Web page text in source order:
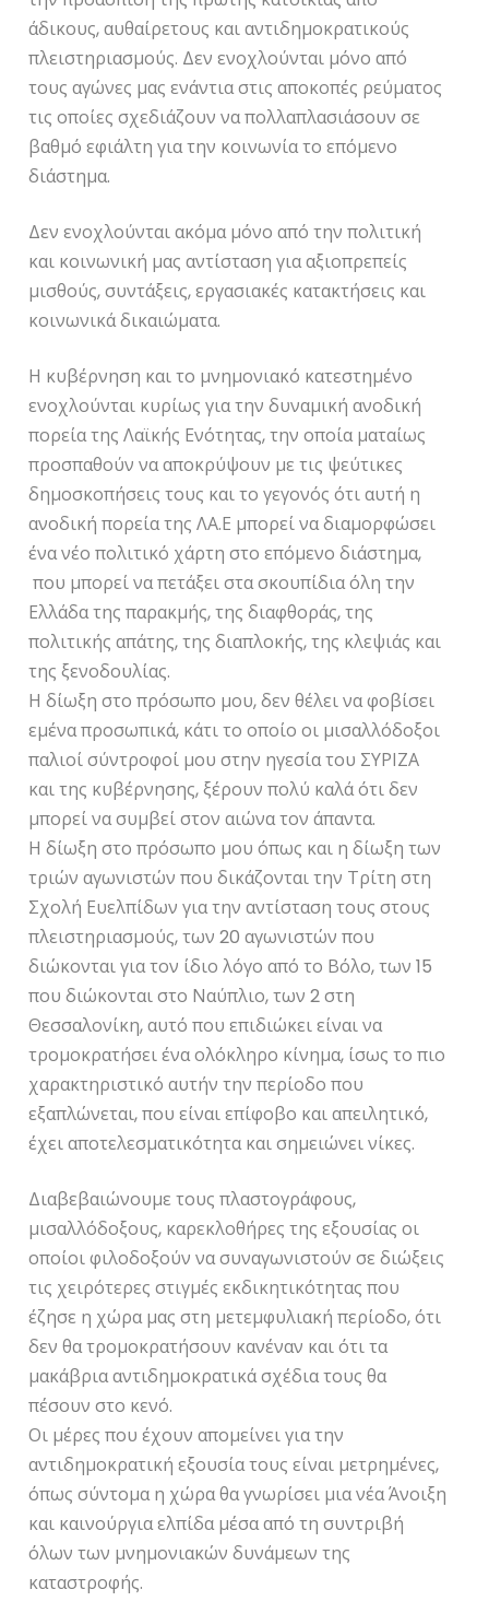
άδικους, αυθαίρετους και αντιδημοκρατικούς
πλειστηριασμούς. Δεν ενοχλούνται μόνο από
τους αγώνες μας ενάντια στις αποκοπές ρεύματος
τις οποίες σχεδιάζουν να πολλαπλασιάσουν σε
βαθμό εφιάλτη για την κοινωνία το επόμενο
διάστημα.
Δεν ενοχλούνται ακόμα μόνο από την πολιτική
και κοινωνική μας αντίσταση για αξιοπρεπείς
μισθούς, συντάξεις, εργασιακές κατακτήσεις και
κοινωνικά δικαιώματα.
Η κυβέρνηση και το μνημονιακό κατεστημένο
ενοχλούνται κυρίως για την δυναμική ανοδική
πορεία της Λαϊκής Ενότητας, την οποία ματαίως
προσπαθούν να αποκρύψουν με τις ψεύτικες
δημοσκοπήσεις τους και το γεγονός ότι αυτή η
ανοδική πορεία της ΛΑ.Ε μπορεί να διαμορφώσει
ένα νέο πολιτικό χάρτη στο επόμενο διάστημα,
που μπορεί να πετάξει στα σκουπίδια όλη την
Ελλάδα της παρακμής, της διαφθοράς, της
πολιτικής απάτης, της διαπλοκής, της κλεψιάς και
της ξενοδουλίας.
Η δίωξη στο πρόσωπο μου, δεν θέλει να φοβίσει
εμένα προσωπικά, κάτι το οποίο οι μισαλλόδοξοι
παλιοί σύντροφοί μου στην ηγεσία του ΣΥΡΙΖΑ
και της κυβέρνησης, ξέρουν πολύ καλά ότι δεν
μπορεί να συμβεί στον αιώνα τον άπαντα.
Η δίωξη στο πρόσωπο μου όπως και η δίωξη των
τριών αγωνιστών που δικάζονται την Τρίτη στη
Σχολή Ευελπίδων για την αντίσταση τους στους
πλειστηριασμούς, των 20 αγωνιστών που
διώκονται για τον ίδιο λόγο από το Βόλο, των 15
που διώκονται στο Ναύπλιο, των 2 στη
Θεσσαλονίκη, αυτό που επιδιώκει είναι να
τρομοκρατήσει ένα ολόκληρο κίνημα, ίσως το πιο
χαρακτηριστικό αυτήν την περίοδο που
εξαπλώνεται, που είναι επίφοβο και απειλητικό,
έχει αποτελεσματικότητα και σημειώνει νίκες.
Διαβεβαιώνουμε τους πλαστογράφους,
μισαλλόδοξους, καρεκλοθήρες της εξουσίας οι
οποίοι φιλοδοξούν να συναγωνιστούν σε διώξεις
τις χειρότερες στιγμές εκδικητικότητας που
έζησε η χώρα μας στη μετεμφυλιακή περίοδο, ότι
δεν θα τρομοκρατήσουν κανέναν και ότι τα
μακάβρια αντιδημοκρατικά σχέδια τους θα
πέσουν στο κενό.
Οι μέρες που έχουν απομείνει για την
αντιδημοκρατική εξουσία τους είναι μετρημένες,
όπως σύντομα η χώρα θα γνωρίσει μια νέα Άνοιξη
και καινούργια ελπίδα μέσα από τη συντριβή
όλων των μνημονιακών δυνάμεων της
καταστροφής.